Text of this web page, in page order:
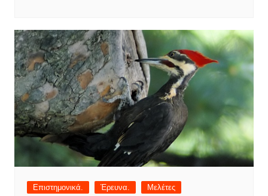
Επιστημονικά. Έρευνα.
Μελέτες